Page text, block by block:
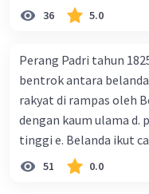
36 5.0
Perang Padri tahun
bentrok antara
rakyat di rampas oleh
dengan kaum ulama d.
tinggi e. Belanda ikut
51 0.0